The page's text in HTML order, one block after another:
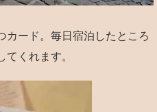
カード。毎日宿泊したところ
くれます。